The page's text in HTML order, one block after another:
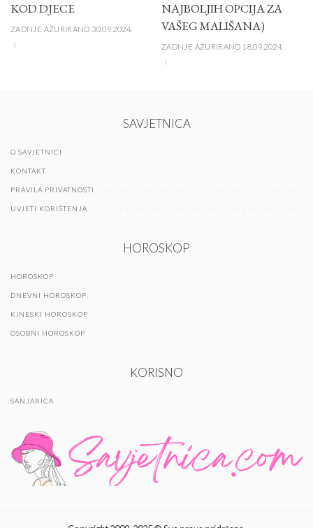
KOD DJECE
ZADNJE AŽURIRANO 30.09.2024.
NAJBOLJIH OPCIJA ZA
VAŠEG MALIŠANA)
ZADNJE AŽURIRANO 18.09.2024.
SAVJETNICA
O SAVJETNICI
KONTAKT
PRAVILA PRIVATNOSTI
UVJETI KORIŠTENJA
HOROSKOP
HOROSKOP
DNEVNI HOROSKOP
KINESKI HOROSKOP
OSOBNI HOROSKOP
KORISNO
SANJARICA